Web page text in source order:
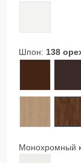
Шпон: 138
91 дуб
Монохромный